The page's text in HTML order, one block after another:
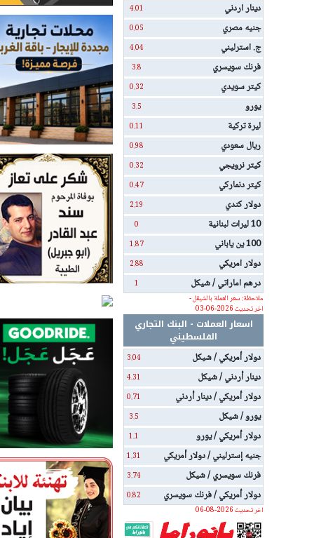
دينار اردني
4.01
جنيه مصري 0.05
ج. استرليني 4.04
فرنك سويسري 3.8
كيتر سويدي 0.32
يورو 3.5
ليرة تركية 0.11
ريال سعودي 0.98
كيتر نرويجي 0.32
كيتر دنماركي 0.47
دولار كندي 2.19
10 ليرات لبنانية 0
100 ين ياباني 1.87
دولار امريكي 2.88
درهم اماراتي / شيكل
1
ملاحظة: سعر العملة بالشيقل -
اخر تحديث 2026-06-03
اسعار العملات - البنك التجاري
الفلسطيني
دولار أمريكي / شيكل
3.04
دينار أردني / شيكل 4.31
دولار أمريكي / دينار أردني 0.71
يورو / شيكل 3.5
دولار أمريكي / يورو 1.1
جنيه إسترليني / دولار أمريكي 1.31
فرنك سويسري / شيكل 3.74
دولار أمريكي / فرنك سويسري
0.82
اخر تحديث 2026-08-06